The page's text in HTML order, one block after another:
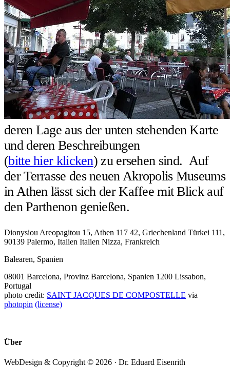
deren Lage aus der unten stehenden Karte
und deren Beschreibungen
(bitte hier klicken) zu ersehen sind. Auf
der Terrasse des neuen Akropolis Museums
in Athen lässt sich der Kaffee mit Blick auf
den Parthenon genießen.
Dionysiou Areopagitou 15, Athen 117 42, Griechenland Türkei 111,
90139 Palermo, Italien Italien Nizza, Frankreich
Balearen, Spanien
08001 Barcelona, Provinz Barcelona, Spanien 1200 Lissabon,
Portugal
photo credit: SAINT JACQUES DE COMPOSTELLE via
photopin (license)
Über
WebDesign & Copyright © 2026 · Dr. Eduard Eisenrith